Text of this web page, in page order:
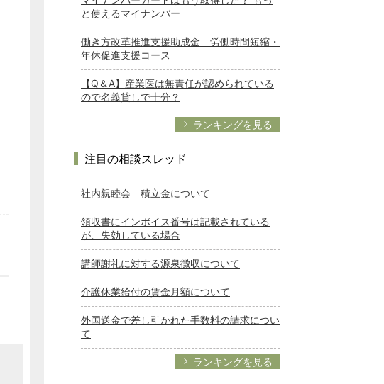
と使えるマイナンバー
働き方改革推進支援助成金 労働時間短縮・
年休促進支援コース
【Q＆A】産業医は無責任が認められている
ので名義貸しで十分？
ランキングを見る
注目の相談スレッド
社内親睦会 積立金について
領収書にインボイス番号は記載されている
が、失効している場合
講師謝礼に対する源泉徴収について
介護休業給付の賃金月額について
外国送金で差し引かれた手数料の請求につい
て
ランキングを見る